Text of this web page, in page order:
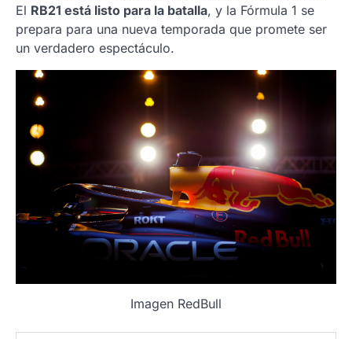
El RB21 está listo para la batalla, y la Fórmula 1 se
prepara para una nueva temporada que promete ser
un verdadero espectáculo.
Imagen RedBull